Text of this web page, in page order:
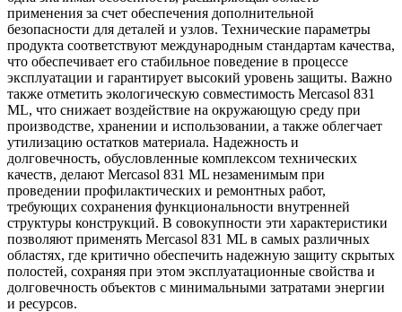
применения за счет обеспечения дополнительной
безопасности для деталей и узлов. Технические параметры
продукта соответствуют международным стандартам качества,
что обеспечивает его стабильное поведение в процессе
эксплуатации и гарантирует высокий уровень защиты. Важно
также отметить экологическую совместимость Mercasol 831
ML, что снижает воздействие на окружающую среду при
производстве, хранении и использовании, а также облегчает
утилизацию остатков материала. Надежность и
долговечность, обусловленные комплексом технических
качеств, делают Mercasol 831 ML незаменимым при
проведении профилактических и ремонтных работ,
требующих сохранения функциональности внутренней
структуры конструкций. В совокупности эти характеристики
позволяют применять Mercasol 831 ML в самых различных
областях, где критично обеспечить надежную защиту скрытых
полостей, сохраняя при этом эксплуатационные свойства и
долговечность объектов с минимальными затратами энергии
и ресурсов.